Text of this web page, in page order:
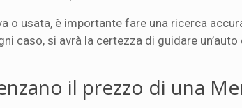
o usata, è importante fare una ricerca
caso, si avrà la certezza di guidare
il prezzo di una